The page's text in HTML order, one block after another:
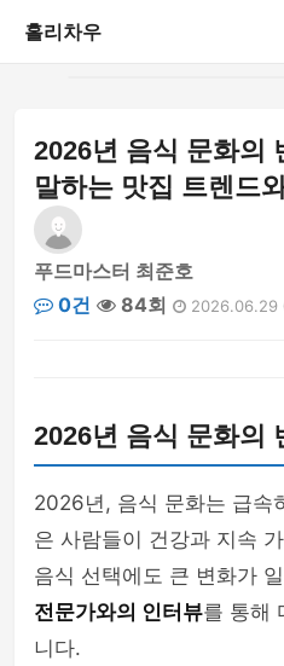
홀리차우
게시판
2026년 음식 문화의
말하는 맛집 트렌드
푸드마스터 최준호
0건
84회 2026.06.29
2026년 음식 문화의
2026년, 음식 문화는 급속
은 사람들이 건강과 지속
음식 선택에도 큰 변화가
전문가와의 인터뷰를 통해
니다.